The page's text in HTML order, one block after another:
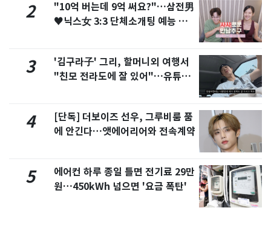
2
"10억 버는데 9억 써요?"…삼전男
♥닉스女 3:3 단체소개팅 예능 화
3
'김구라子' 그리, 할머니외 여행서
"친모 전라도에 잘 있어"…유튜브
4
[단독] 더보이즈 선우, 그루비룸 품
에 안긴다…앳에어리어와 전속계약
5
에어컨 하루 종일 틀면 전기료 29만
원…450kWh 넘으면 '요금 폭탄'